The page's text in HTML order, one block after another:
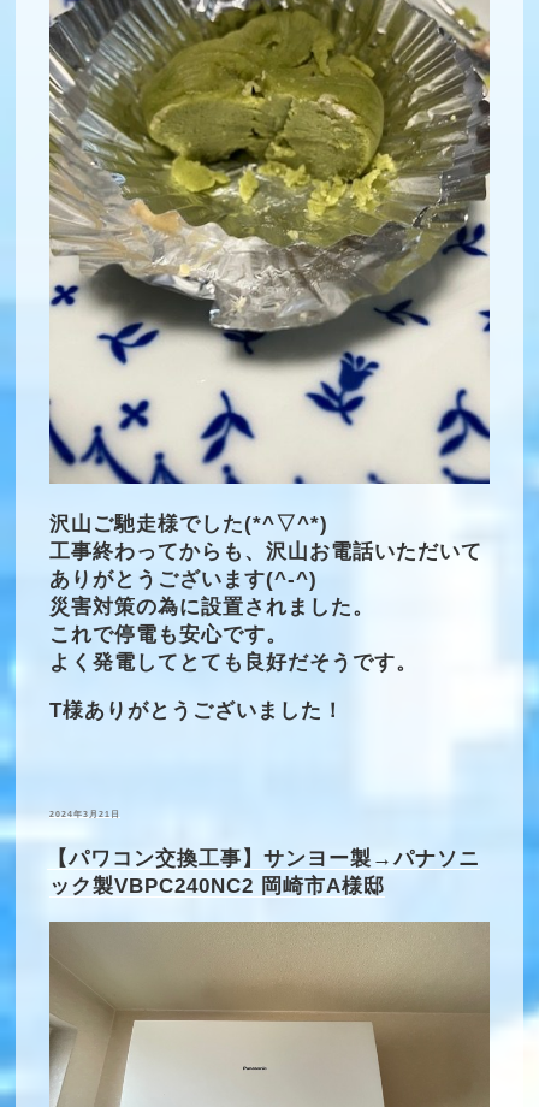
沢山ご馳走様でした(*^▽^*)
工事終わってからも、沢山お電話いただいて
ありがとうございます(^-^)
災害対策の為に設置されました。
これで停電も安心です。
よく発電してとても良好だそうです。
T様ありがとうございました！
投
2024年3月21日
【パワコン交換工事】サンヨー製→パナソニ
ック製VBPC240NC2 岡崎市A様邸